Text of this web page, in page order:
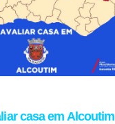
casa em Alcoutim